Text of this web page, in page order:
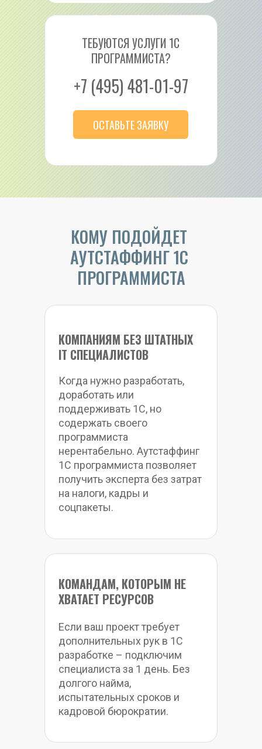
ТЕБУЮТСЯ УСЛУГИ 1С
ПРОГРАММИСТА?
+7 (495) 481-01-97
ОСТАВЬТЕ ЗАЯВКУ
КОМУ ПОДОЙДЕТ
АУТСТАФФИНГ 1С
ПРОГРАММИСТА
КОМПАНИЯМ БЕЗ ШТАТНЫХ
IT СПЕЦИАЛИСТОВ
Когда нужно разработать,
доработать или
поддерживать 1С, но
содержать своего
программиста
нерентабельно. Аутстаффинг
1С программиста позволяет
получить эксперта без затрат
на налоги, кадры и
соцпакеты.
КОМАНДАМ, КОТОРЫМ НЕ
ХВАТАЕТ РЕСУРСОВ
Если ваш проект требует
дополнительных рук в 1С
разработке – подключим
специалиста за 1 день. Без
долгого найма,
испытательных сроков и
кадровой бюрократии.